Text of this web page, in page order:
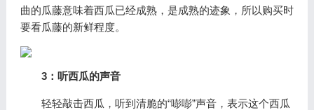
曲的瓜藤意味着西瓜已经成熟，是成熟的迹象，所以购买时
要看瓜藤的新鲜程度。
3：听西瓜的声音
轻轻敲击西瓜，听到清脆的“嘭嘭”声音，表示这个西瓜